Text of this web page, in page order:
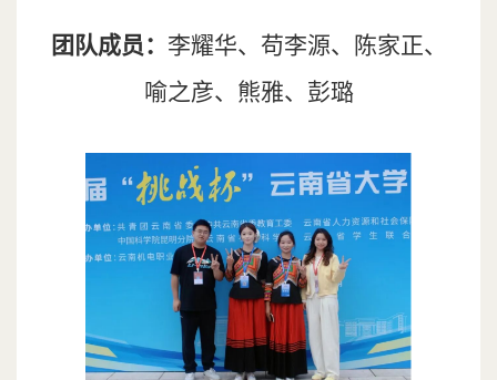
团队成员： 李耀华、苟李源、陈家正、
喻之彦、熊雅、彭璐